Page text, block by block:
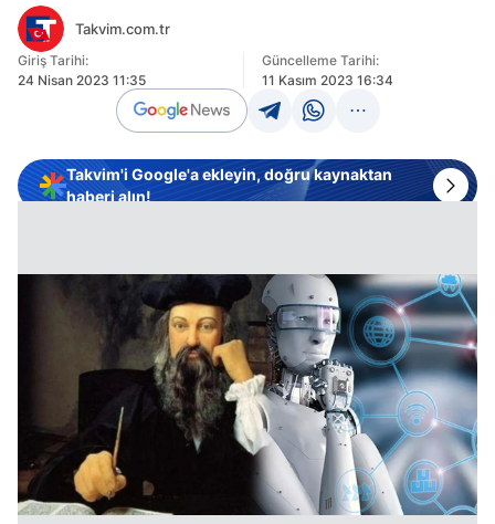
Takvim.com.tr
Giriş Tarihi:
24 Nisan 2023 11:35
Güncelleme Tarihi:
11 Kasım 2023 16:34
Takvim'i Google'a ekleyin, doğru kaynaktan
haberi alın!